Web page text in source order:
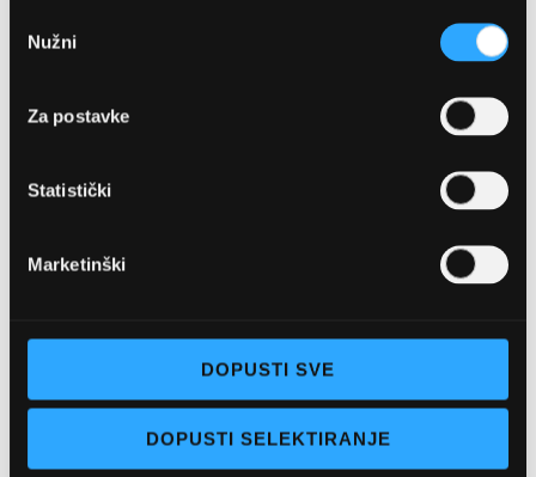
pristanka
Nužni
Za postavke
Statistički
Marketinški
DOPUSTI SVE
DOPUSTI SELEKTIRANJE
Pon - pet: 07 - 21h,